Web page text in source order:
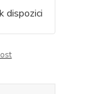
dispozici